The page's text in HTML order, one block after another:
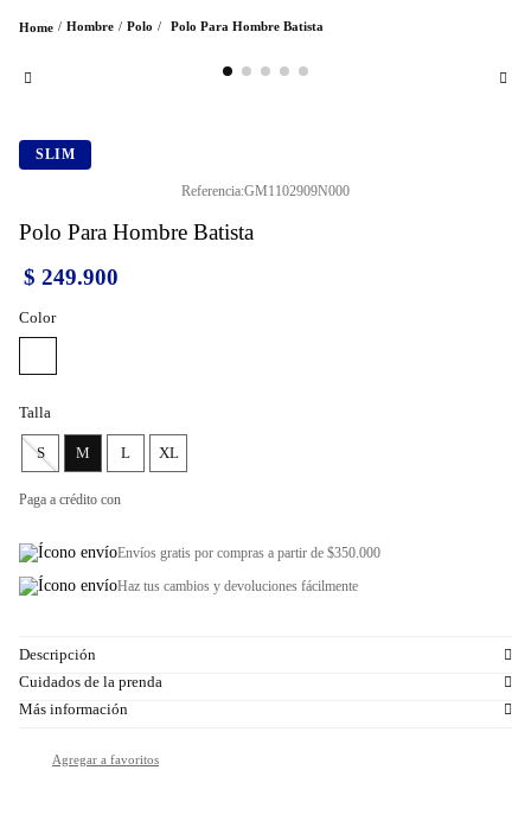
Hombre Polo Polo Para Hombre Batista
SLIM
Referencia:GM1102909N000
Polo Para Hombre Batista
$ 249.900
Color
Talla
S M L XL
Paga a crédito con
Envíos gratis por compras a partir de $350.000
Haz tus cambios y devoluciones fácilmente
Descripción
Cuidados de la prenda
Más información